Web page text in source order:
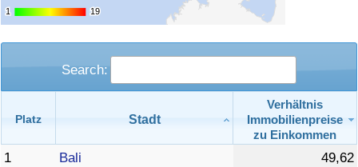
1
1 19
19
Search:
Platz Stadt
Verhältnis
Immobilienpreise
zu Einkommen
1 Bali
49,62